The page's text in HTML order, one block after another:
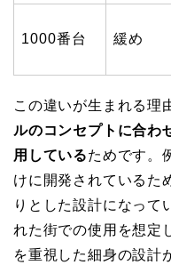
1000番台 緩め
この違いが生まれる理
ルのコンセプトに合わ
用しているためです。
けに開発されているた
りとした設計になって
れた街での使用を想定
を重視した細身の設計